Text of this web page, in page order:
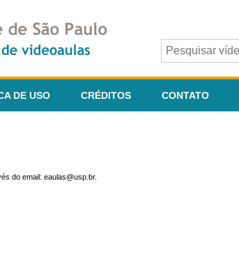
DE USO CRÉDITOS CONTATO
do email: eaulas@usp.br.